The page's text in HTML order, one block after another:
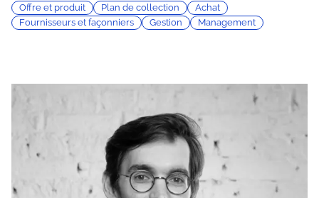
Offre et produit Plan de collection
Achat
Fournisseurs et façonniers
Gestion Management